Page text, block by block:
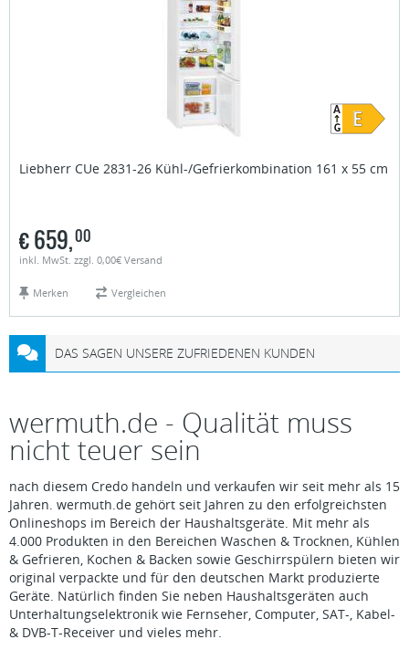
Liebherr CUe 2831-26 Kühl-/Gefrierkombination 161 x 55 cm
€659,00
inkl. MwSt. zzgl. 0,00€ Versand
Merken Vergleichen
DAS SAGEN UNSERE ZUFRIEDENEN KUNDEN
wermuth.de - Qualität muss
nicht teuer sein
nach diesem Credo handeln und verkaufen wir seit mehr als 15
Jahren. wermuth.de gehört seit Jahren zu den erfolgreichsten
Onlineshops im Bereich der Haushaltsgeräte. Mit mehr als
4.000 Produkten in den Bereichen Waschen & Trocknen, Kühlen
& Gefrieren, Kochen & Backen sowie Geschirrspülern bieten wir
original verpackte und für den deutschen Markt produzierte
Geräte. Natürlich finden Sie neben Haushaltsgeräten auch
Unterhaltungselektronik wie Fernseher, Computer, SAT-, Kabel-
& DVB-T-Receiver und vieles mehr.